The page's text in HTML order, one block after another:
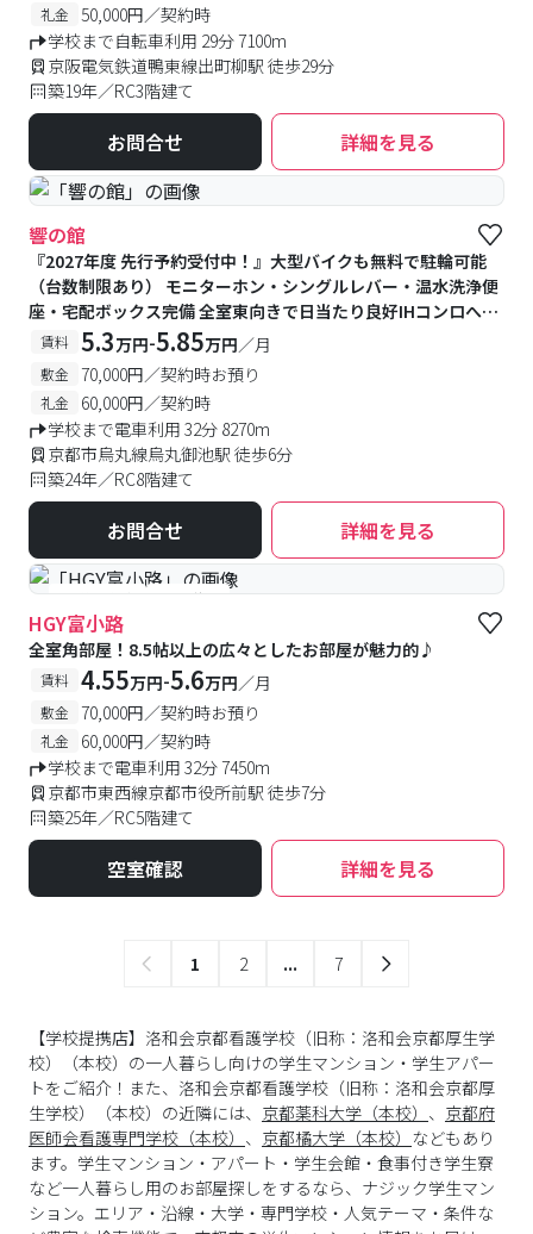
礼金
50,000円／契約時
学校まで自転車利用 29分 7100m
京阪電気鉄道鴨東線出町柳駅 徒歩29分
築19年／RC3階建て
お問合せ 詳細を見る
響の館
『2027年度 先行予約受付中！』⼤型バイクも無料で駐輪可能
（台数制限あり） モニターホン・シングルレバー・温⽔洗浄便
座・宅配ボックス完備 全室東向きで⽇当たり良好IHコンロへリ
ニューアル！
賃料 5.3万円-5.85万円／月
敷金 70,000円／契約時お預り
礼金
60,000円／契約時
学校まで電車利用 32分 8270m
京都市烏丸線烏丸御池駅 徒歩6分
築24年／RC8階建て
お問合せ 詳細を見る
#予約受付中 #空室待ち
HGY富小路
全室角部屋！8.5帖以上の広々としたお部屋が魅力的♪
賃料 4.55万円-5.6万円／月
敷金 70,000円／契約時お預り
礼金
60,000円／契約時
学校まで電車利用 32分 7450m
京都市東西線京都市役所前駅 徒歩7分
築25年／RC5階建て
空室確認 詳細を見る
1 2 ... 7
【学校提携店】洛和会京都看護学校（旧称：洛和会京都厚生学
校）（本校）の一人暮らし向けの学生マンション・学生アパー
トをご紹介！また、洛和会京都看護学校（旧称：洛和会京都厚
生学校）（本校）の近隣には、 京都薬科大学（本校） 、 京都府
医師会看護専門学校（本校） 、 京都橘大学（本校） などもあり
ます。学生マンション・アパート・学生会館・食事付き学生寮
など一人暮らし用のお部屋探しをするなら、ナジック学生マン
ション。エリア・沿線・大学・専門学校・人気テーマ・条件な